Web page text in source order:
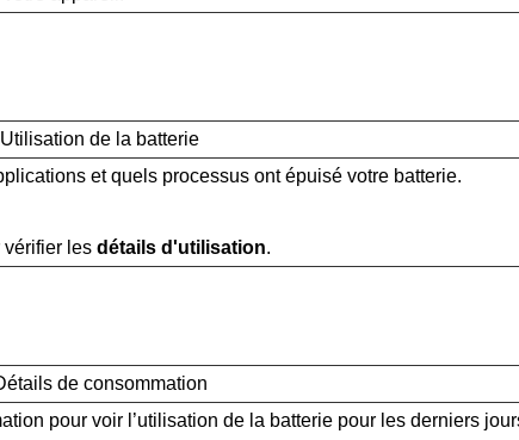
Utilisation de la batterie
et quels processus ont épuisé votre batterie.
les détails d'utilisation.
de consommation
pour voir l’utilisation de la batterie pour les derniers